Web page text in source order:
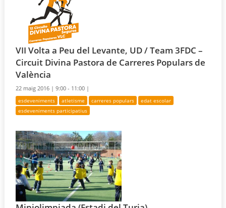
VII Volta a Peu del Levante, UD / Team 3FDC –
Circuit Divina Pastora de Carreres Populars de
València
22 maig 2016 |9:00 - 11:00 |
esdeveniments atletisme carreres populars
edat escolar
esdeveniments participatius